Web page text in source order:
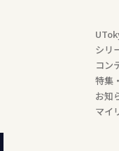
シリ
コン
特集
お知
マイ